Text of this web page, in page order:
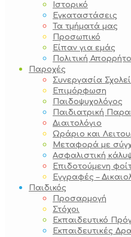
Ιστορικό
Εγκαταστάσεις
Τα τμήματά μας
Προσωπικό
Είπαν για εμάς
Πολιτική
Παροχές
Συνεργασία
Επιμόρφωση
Παιδοψυχολόγος
Παιδιατρική
Διαιτολόγιο
Ωράριο και
Μεταφορά με
Ασφαλιστική
Επιδοτούμενη
Εγγραφές –
Παιδικός
Προσαρμογή
Στόχοι
Εκπαιδευτικό
Εκπαιδευτικές